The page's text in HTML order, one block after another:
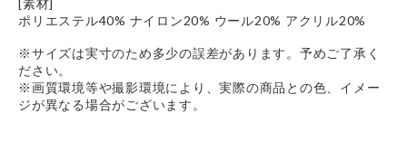
ポリエステル40% ナイロン20% ウール20% アクリル20%
※サイズは実寸のため多少の誤差があります。予めご了承く
ださい。
※画質環境等や撮影環境により、実際の商品との色、イメー
ジが異なる場合がございます。